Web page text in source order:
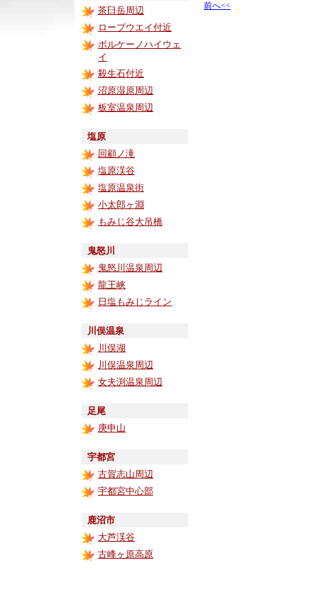
茶臼岳周辺
ロープウエイ付近
ボルケーノハイウェ
イ
殺生石付近
沼原湿原周辺
板室温泉周辺
塩原
回顧ノ滝
塩原渓谷
塩原温泉街
小太郎ヶ淵
もみじ谷大吊橋
鬼怒川
鬼怒川温泉周辺
龍王峡
日塩もみじライン
川俣温泉
川俣湖
川俣温泉周辺
女夫渕温泉周辺
足尾
庚申山
宇都宮
古賀志山周辺
宇都宮中心部
鹿沼市
大芦渓谷
古峰ヶ原高原
前へ<<